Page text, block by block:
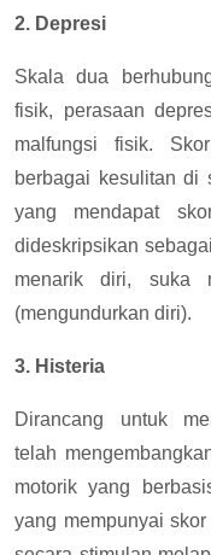
2. Depresi
Skala dua
fisik, perasaan
malfungsi fisik.
berbagai kesulitan di
yang mendapat
dideskripsikan
menarik diri, suka
(mengundurkan diri).
3. Histeria
Dirancang untuk
telah
motorik yang
yang mempunyai